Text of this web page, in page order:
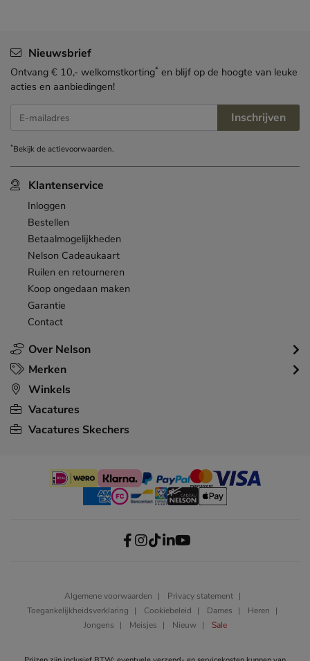
Over Nelson
Klantenservice
Inloggen
Bestellen
Betaalmogelijkheden
Nelson Cadeaukaart
Ruilen en retourneren
Koop ongedaan maken
Garantie
Contact
Merken
Winkels
Vacatures
Vacatures Skechers
Nieuwsbrief
Ontvang € 10,- welkomstkorting* en blijf op de hoogte van leuke
acties en aanbiedingen!
E-mailadres Inschrijven
*Bekijk deactievoorwaarden.
Algemene voorwaarden
Privacy statement
Toegankelijkheidsverklaring
Cookiebeleid Dames
Heren
Jongens
Meisjes Nieuw Sale